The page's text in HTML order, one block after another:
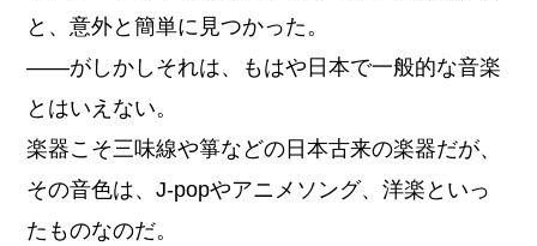
と、意外と簡単に見つかった。
――がしかしそれは、もはや日本で一般的な音楽
とはいえない。
楽器こそ三味線や箏などの日本古来の楽器だが、
その音色は、J-popやアニメソング、洋楽といっ
たものなのだ。